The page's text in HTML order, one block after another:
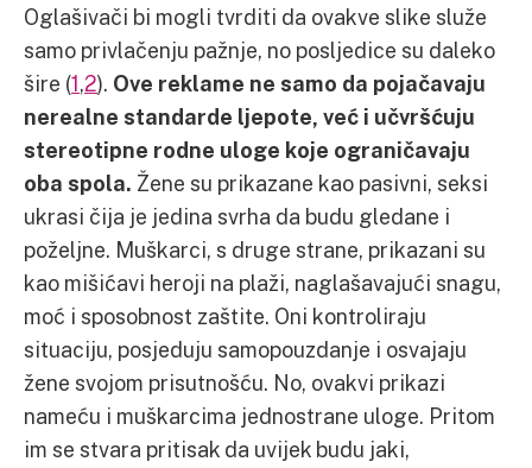
Oglašivači bi mogli tvrditi da ovakve slike služe
samo privlačenju pažnje, no posljedice su daleko
šire (1,2). Ove reklame ne samo da pojačavaju
nerealne standarde ljepote, već i učvršćuju
stereotipne rodne uloge koje ograničavaju
oba spola. Žene su prikazane kao pasivni, seksi
ukrasi čija je jedina svrha da budu gledane i
poželjne. Muškarci, s druge strane, prikazani su
kao mišićavi heroji na plaži, naglašavajući snagu,
moć i sposobnost zaštite. Oni kontroliraju
situaciju, posjeduju samopouzdanje i osvajaju
žene svojom prisutnošću. No, ovakvi prikazi
nameću i muškarcima jednostrane uloge. Pritom
im se stvara pritisak da uvijek budu jaki,